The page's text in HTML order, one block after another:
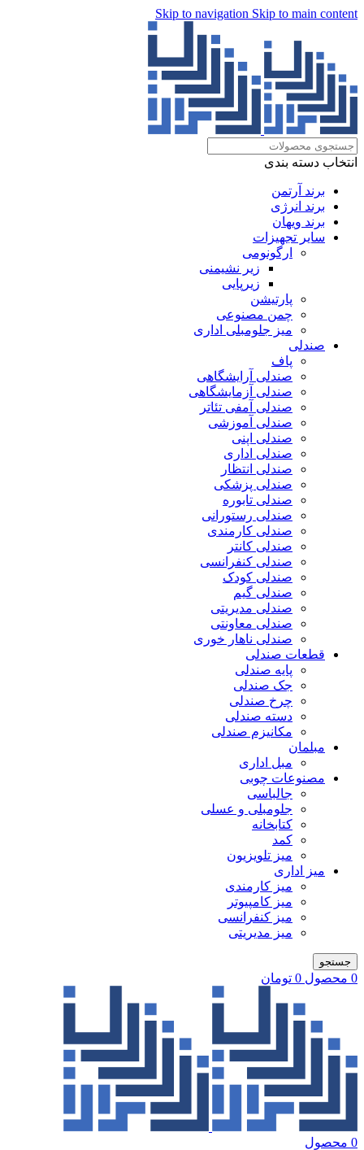
Skip to navigation Skip to main content
انتخاب دسته بندی
برند آرتمن
برند انرژی
برند ویهان
سایر تجهیزات
ارگونومی
زیر نشیمنی
زیرپایی
پارتیشن
چمن مصنوعی
میز جلومبلی اداری
صندلی
پاف
صندلی آرایشگاهی
صندلی آزمایشگاهی
صندلی آمفی تئاتر
صندلی آموزشی
صندلی اپنی
صندلی اداری
صندلی انتظار
صندلی پزشکی
صندلی تابوره
صندلی رستورانی
صندلی کارمندی
صندلی کانتر
صندلی کنفرانسی
صندلی کودک
صندلی گیم
صندلی مدیریتی
صندلی معاونتی
صندلی ناهار خوری
قطعات صندلی
پایه صندلی
جک صندلی
چرخ صندلی
دسته صندلی
مکانیزم صندلی
مبلمان
مبل اداری
مصنوعات چوبی
جالباسی
جلومبلی و عسلی
کتابخانه
کمد
میز تلویزیون
میز اداری
میز کارمندی
میز کامپیوتر
میز کنفرانسی
میز مدیریتی
جستجو
0 محصول 0 تومان
0 محصول